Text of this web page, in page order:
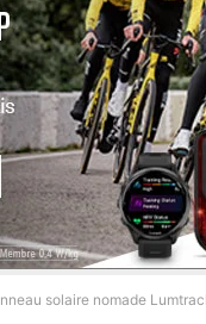
solaire nomade